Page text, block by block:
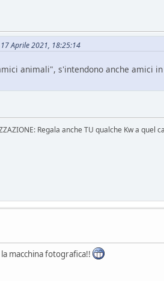
17 Aprile 2021, 18:25:14
animali", s'intendono anche amici
Regala anche TU qualche Kw a quel
macchina fotografica!!